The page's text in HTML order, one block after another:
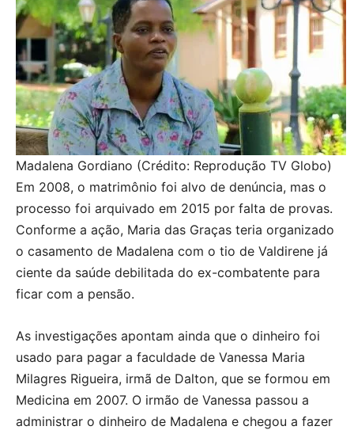
Madalena Gordiano (Crédito: Reprodução TV Globo)
Em 2008, o matrimônio foi alvo de denúncia, mas o
processo foi arquivado em 2015 por falta de provas.
Conforme a ação, Maria das Graças teria organizado
o casamento de Madalena com o tio de Valdirene já
ciente da saúde debilitada do ex-combatente para
ficar com a pensão.
As investigações apontam ainda que o dinheiro foi
usado para pagar a faculdade de Vanessa Maria
Milagres Rigueira, irmã de Dalton, que se formou em
Medicina em 2007. O irmão de Vanessa passou a
administrar o dinheiro de Madalena e chegou a fazer